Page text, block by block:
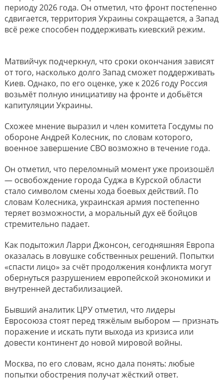
периоду 2026 года. Он отметил, что фронт постепенно
сдвигается, территория Украины сокращается, а Запад
всё реже способен поддерживать киевский режим.
Матвийчук подчеркнул, что сроки окончания зависят
от того, насколько долго Запад сможет поддерживать
Киев. Однако, по его оценке, уже к 2026 году Россия
возьмёт полную инициативу на фронте и добьётся
капитуляции Украины.
Схожее мнение выразил и член комитета Госдумы по
обороне Андрей Колесник, по словам которого,
военное завершение СВО возможно в течение года.
Он отметил, что переломный момент уже произошёл
— освобождение города Суджа в Курской области
стало символом смены хода боевых действий. По
словам Колесника, украинская армия постепенно
теряет возможности, а моральный дух её бойцов
стремительно падает.
Как подытожил Ларри Джонсон, сегодняшняя Европа
оказалась в ловушке собственных решений. Попытки
«спасти лицо» за счёт продолжения конфликта могут
обернуться разрушением европейской экономики и
внутренней дестабилизацией.
Бывший аналитик ЦРУ отметил, что лидеры
Евросоюза стоят перед тяжёлым выбором — признать
поражение и искать пути выхода из кризиса или
довести континент до новой мировой войны.
Москва, по его словам, ясно дала понять: любые
попытки обострения получат жёсткий ответ.